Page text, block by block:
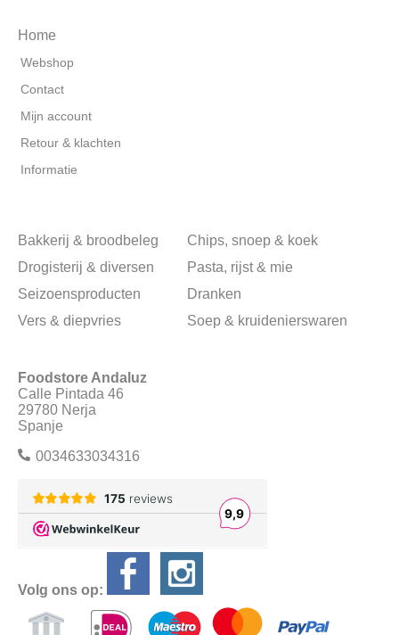
Home
Webshop
Contact
Mijn account
Retour & klachten
Informatie
Bakkerij & broodbeleg
Chips, snoep & koek
Drogisterij & diversen
Pasta, rijst & mie
Seizoensproducten
Dranken
Vers & diepvries
Soep & kruidenierswaren
Foodstore Andaluz
Calle Pintada 46
29780 Nerja
Spanje
0034633034316
Volg ons op: